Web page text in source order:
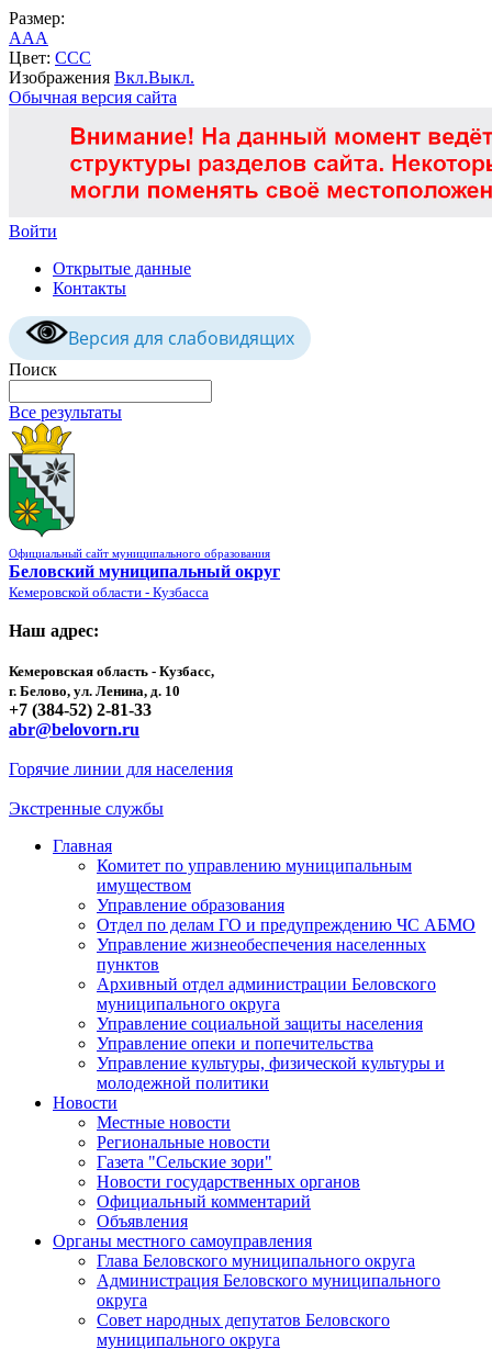
Размер:
AAA
Цвет: CCC
Изображения Вкл.Выкл.
Обычная версия сайта
Войти
Открытые данные
Контакты
Версия для слабовидящих
Поиск
Все результаты
Официальный сайт муниципального образования
Беловский муниципальный округ
Кемеровской области - Кузбасса
Наш адрес:
Кемеровская область - Кузбасс,
г. Белово, ул. Ленина, д. 10
+7 (384-52) 2-81-33
abr@belovorn.ru
Горячие линии для населения
Экстренные службы
Главная
Комитет по управлению муниципальным
имуществом
Управление образования
Отдел по делам ГО и предупреждению ЧС АБМО
Управление жизнеобеспечения населенных
пунктов
Архивный отдел администрации Беловского
муниципального округа
Управление социальной защиты населения
Управление опеки и попечительства
Управление культуры, физической культуры и
молодежной политики
Новости
Местные новости
Региональные новости
Газета "Сельские зори"
Новости государственных органов
Официальный комментарий
Объявления
Органы местного самоуправления
Глава Беловского муниципального округа
Администрация Беловского муниципального
округа
Совет народных депутатов Беловского
муниципального округа